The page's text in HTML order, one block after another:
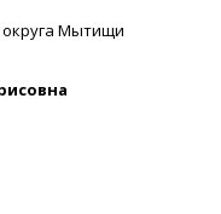
округа Мытищи